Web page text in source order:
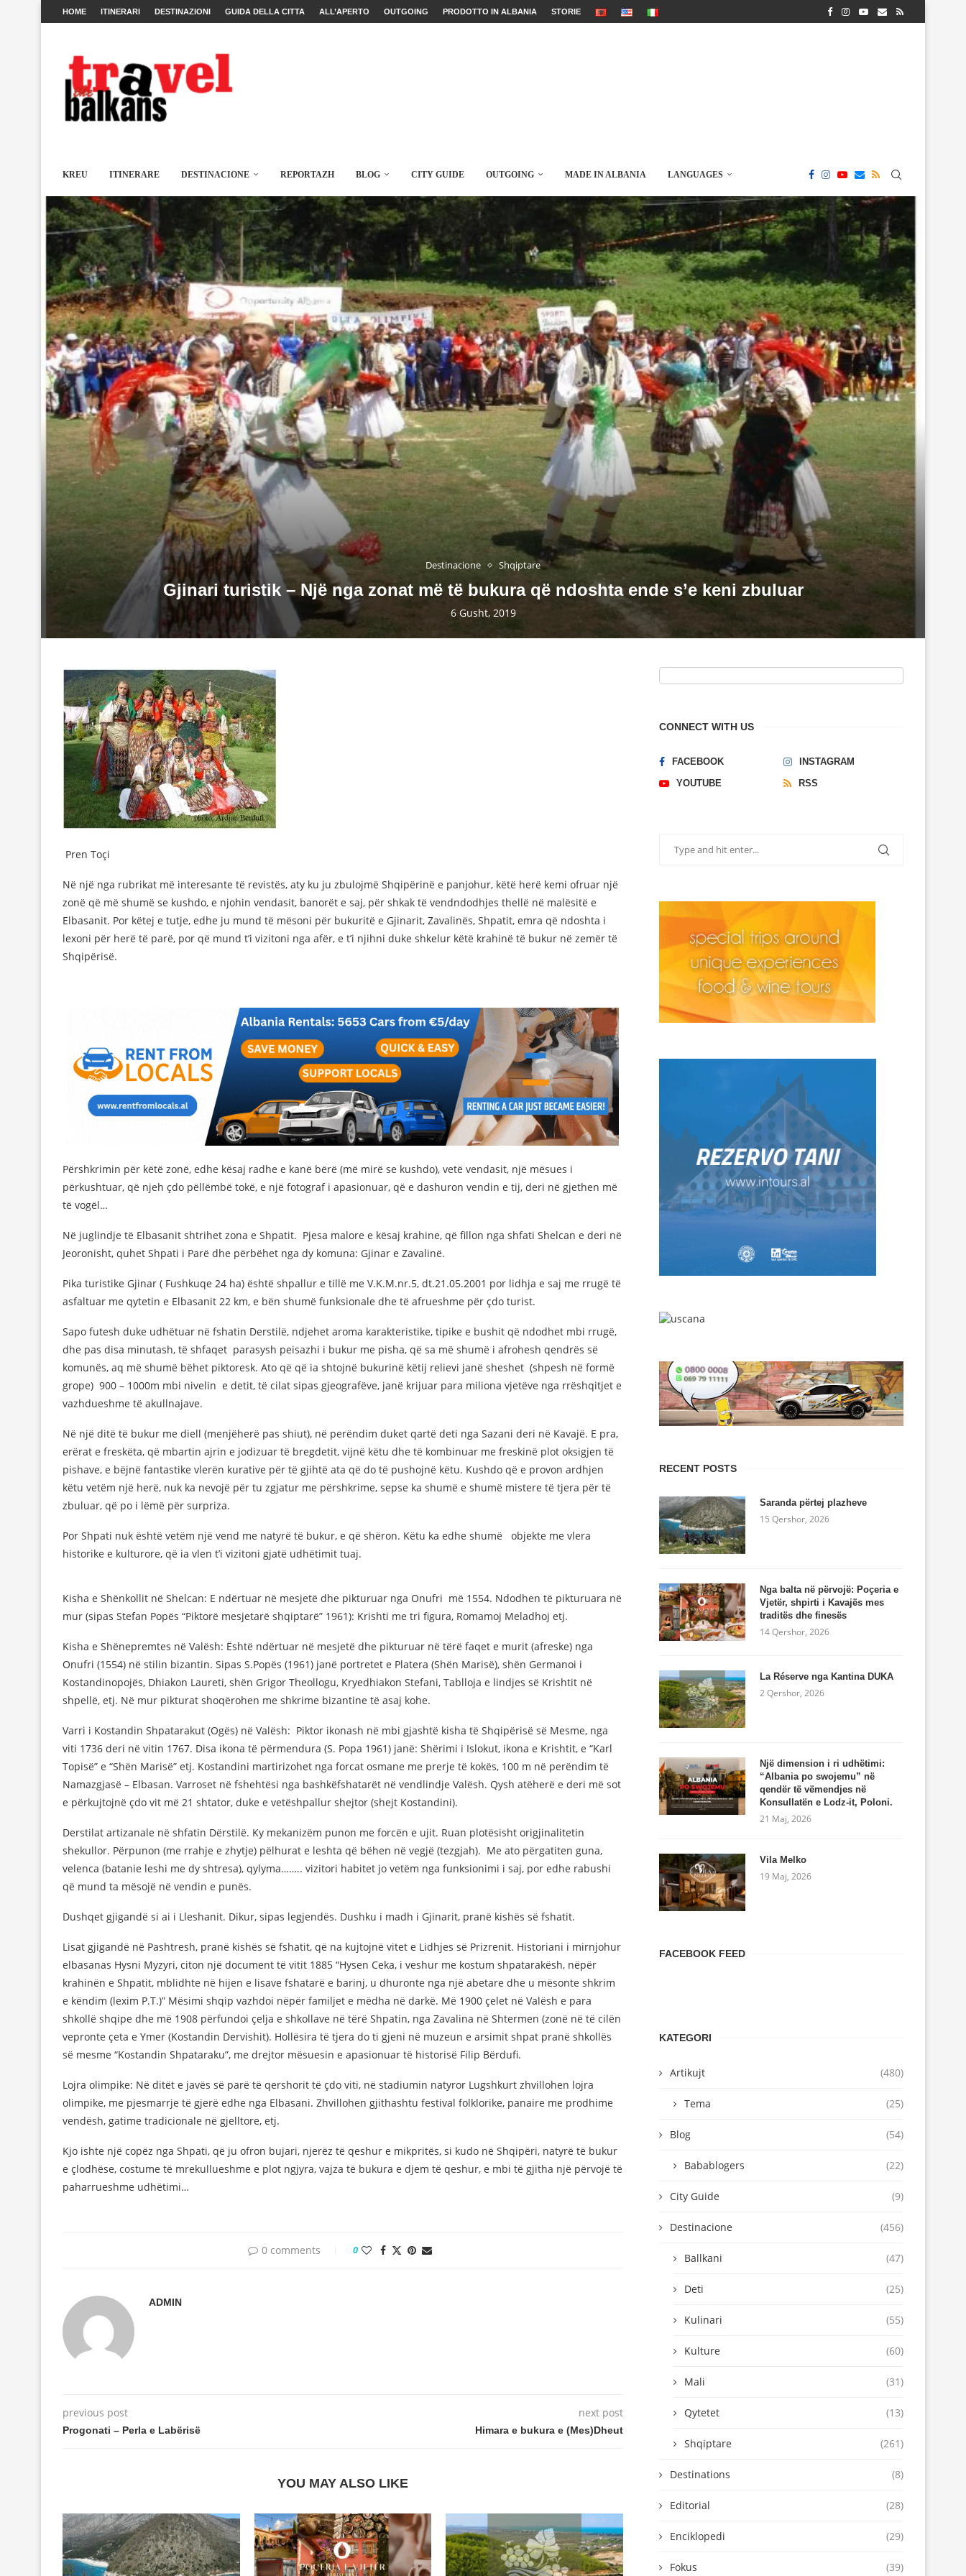
HOME ITINERARI DESTINAZIONI GUIDA DELLA CITTA ALL’APERTO OUTGOING PRODOTTO IN ALBANIA STORIE
KREU ITINERARE DESTINACIONE REPORTAZH BLOG CITY GUIDE OUTGOING MADE IN ALBANIA LANGUAGES
Destinacione Shqiptare
Gjinari turistik – Një nga zonat më të bukura që ndoshta ende s’e keni zbuluar
6 Gusht, 2019
Pren Toçi
Në një nga rubrikat më interesante të revistës, aty ku ju zbulojmë Shqipërinë e panjohur, këtë herë kemi ofruar një
zonë që më shumë se kushdo, e njohin vendasit, banorët e saj, për shkak të vendndodhjes thellë në malësitë e
Elbasanit. Por këtej e tutje, edhe ju mund të mësoni për bukuritë e Gjinarit, Zavalinës, Shpatit, emra që ndoshta i
lexoni për herë të parë, por që mund t’i vizitoni nga afër, e t’i njihni duke shkelur këtë krahinë të bukur në zemër të
Shqipërisë.
Përshkrimin për këtë zonë, edhe kësaj radhe e kanë bërë (më mirë se kushdo), vetë vendasit, një mësues i
përkushtuar, që njeh çdo pëllëmbë tokë, e një fotograf i apasionuar, që e dashuron vendin e tij, deri në gjethen më
të vogël…
Në juglindje të Elbasanit shtrihet zona e Shpatit. Pjesa malore e kësaj krahine, që fillon nga shfati Shelcan e deri në
Jeoronisht, quhet Shpati i Parë dhe përbëhet nga dy komuna: Gjinar e Zavalinë.
Pika turistike Gjinar ( Fushkuqe 24 ha) është shpallur e tillë me V.K.M.nr.5, dt.21.05.2001 por lidhja e saj me rrugë të
asfaltuar me qytetin e Elbasanit 22 km, e bën shumë funksionale dhe të afrueshme për çdo turist.
Sapo futesh duke udhëtuar në fshatin Derstilë, ndjehet aroma karakteristike, tipike e bushit që ndodhet mbi rrugë,
dhe pas disa minutash, të shfaqet parasysh peisazhi i bukur me pisha, që sa më shumë i afrohesh qendrës së
komunës, aq më shumë bëhet piktoresk. Ato që që ia shtojnë bukurinë këtij relievi janë sheshet (shpesh në formë
grope) 900 – 1000m mbi nivelin e detit, të cilat sipas gjeografëve, janë krijuar para miliona vjetëve nga rrëshqitjet e
vazhdueshme të akullnajave.
Në një ditë të bukur me diell (menjëherë pas shiut), në perëndim duket qartë deti nga Sazani deri në Kavajë. E pra,
erërat e freskëta, që mbartin ajrin e jodizuar të bregdetit, vijnë këtu dhe të kombinuar me freskinë plot oksigjen të
pishave, e bëjnë fantastike vlerën kurative për të gjihtë ata që do të pushojnë këtu. Kushdo që e provon ardhjen
këtu vetëm një herë, nuk ka nevojë për tu zgjatur me përshkrime, sepse ka shumë e shumë mistere të tjera për të
zbuluar, që po i lëmë për surpriza.
Por Shpati nuk është vetëm një vend me natyrë të bukur, e që shëron. Këtu ka edhe shumë objekte me vlera
historike e kulturore, që ia vlen t’i vizitoni gjatë udhëtimit tuaj.
Kisha e Shënkollit në Shelcan: E ndërtuar në mesjetë dhe pikturuar nga Onufri më 1554. Ndodhen të pikturuara në
mur (sipas Stefan Popës “Piktorë mesjetarë shqiptarë” 1961): Krishti me tri figura, Romamoj Meladhoj etj.
Kisha e Shënepremtes në Valësh: Është ndërtuar në mesjetë dhe pikturuar në tërë faqet e murit (afreske) nga
Onufri (1554) në stilin bizantin. Sipas S.Popës (1961) janë portretet e Platera (Shën Marisë), shën Germanoi i
Kostandinopojës, Dhiakon Laureti, shën Grigor Theollogu, Kryedhiakon Stefani, Tablloja e lindjes së Krishtit në
shpellë, etj. Në mur pikturat shoqërohen me shkrime bizantine të asaj kohe.
Varri i Kostandin Shpatarakut (Ogës) në Valësh: Piktor ikonash në mbi gjashtë kisha të Shqipërisë së Mesme, nga
viti 1736 deri në vitin 1767. Disa ikona të përmendura (S. Popa 1961) janë: Shërimi i Islokut, ikona e Krishtit, e “Karl
Topisë” e “Shën Marisë” etj. Kostandini martirizohet nga forcat osmane me prerje të kokës, 100 m në perëndim të
Namazgjasë – Elbasan. Varroset në fshehtësi nga bashkëfshatarët në vendlindje Valësh. Qysh atëherë e deri më sot
e përkujtojnë çdo vit më 21 shtator, duke e vetëshpallur shejtor (shejt Kostandini).
Derstilat artizanale në shfatin Dërstilë. Ky mekanizëm punon me forcën e ujit. Ruan plotësisht origjinalitetin
shekullor. Përpunon (me rrahje e zhytje) pëlhurat e leshta që bëhen në vegjë (tezgjah). Me ato përgatiten guna,
velenca (batanie leshi me dy shtresa), qylyma…….. vizitori habitet jo vetëm nga funksionimi i saj, por edhe rabushi
që mund ta mësojë në vendin e punës.
Dushqet gjigandë si ai i Lleshanit. Dikur, sipas legjendës. Dushku i madh i Gjinarit, pranë kishës së fshatit.
Lisat gjigandë në Pashtresh, pranë kishës së fshatit, që na kujtojnë vitet e Lidhjes së Prizrenit. Historiani i mirnjohur
elbasanas Hysni Myzyri, citon një document të vitit 1885 “Hysen Ceka, i veshur me kostum shpatarakësh, nëpër
krahinën e Shpatit, mblidhte në hijen e lisave fshatarë e barinj, u dhuronte nga një abetare dhe u mësonte shkrim
e këndim (lexim P.T.)” Mësimi shqip vazhdoi nëpër familjet e mëdha në darkë. Më 1900 çelet në Valësh e para
shkollë shqipe dhe më 1908 përfundoi çelja e shkollave në tërë Shpatin, nga Zavalina në Shtermen (zonë në të cilën
vepronte çeta e Ymer (Kostandin Dervishit). Hollësira të tjera do ti gjeni në muzeun e arsimit shpat pranë shkollës
së mesme “Kostandin Shpataraku”, me drejtor mësuesin e apasionuar të historisë Filip Bërdufi.
Lojra olimpike: Në ditët e javës së parë të qershorit të çdo viti, në stadiumin natyror Lugshkurt zhvillohen lojra
olimpike, me pjesmarrje të gjerë edhe nga Elbasani. Zhvillohen gjithashtu festival folklorike, panaire me prodhime
vendësh, gatime tradicionale në gjelltore, etj.
Kjo ishte një copëz nga Shpati, që ju ofron bujari, njerëz të qeshur e mikpritës, si kudo në Shqipëri, natyrë të bukur
e çlodhëse, costume të mrekullueshme e plot ngjyra, vajza të bukura e djem të qeshur, e mbi të gjitha një përvojë të
paharrueshme udhëtimi…
0 comments 0
ADMIN
previous post
Progonati – Perla e Labërisë
next post
Himara e bukura e (Mes)Dheut
YOU MAY ALSO LIKE
CONNECT WITH US
FACEBOOK
INSTAGRAM
YOUTUBE
RSS
RECENT POSTS
Saranda përtej plazheve
15 Qershor, 2026
Nga balta në përvojë: Poçeria e
Vjetër, shpirti i Kavajës mes
traditës dhe finesës
14 Qershor, 2026
La Réserve nga Kantina DUKA
2 Qershor, 2026
Një dimension i ri udhëtimi:
“Albania po swojemu” në
qendër të vëmendjes në
Konsullatën e Lodz-it, Poloni.
21 Maj, 2026
Vila Melko
19 Maj, 2026
FACEBOOK FEED
KATEGORI
Artikujt (480)
Tema (25)
Blog (54)
Babablogers (22)
City Guide (9)
Destinacione (456)
Ballkani (47)
Deti (25)
Kulinari (55)
Kulture (60)
Mali (31)
Qytetet (13)
Shqiptare (261)
Destinations (8)
Editorial (28)
Enciklopedi (29)
Fokus (39)